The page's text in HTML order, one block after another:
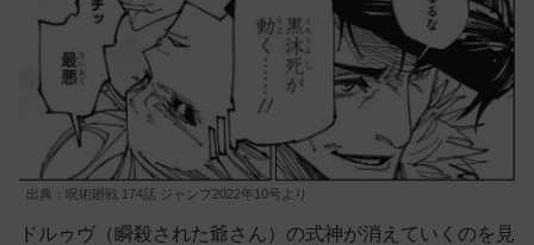
出典：呪術廻戦 174話 ジャンプ2022年10号より
ドルゥヴ（瞬殺された爺さん）の式神が消えていくのを見